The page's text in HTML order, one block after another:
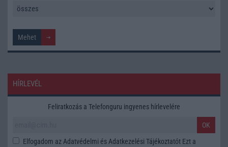
HÍRLEVÉL
Feliratkozás a Telefonguru ingyenes hírlevelére
OK
Elfogadom azAdatvédelmi és Adatkezelési Tájékoztatót Ezt a